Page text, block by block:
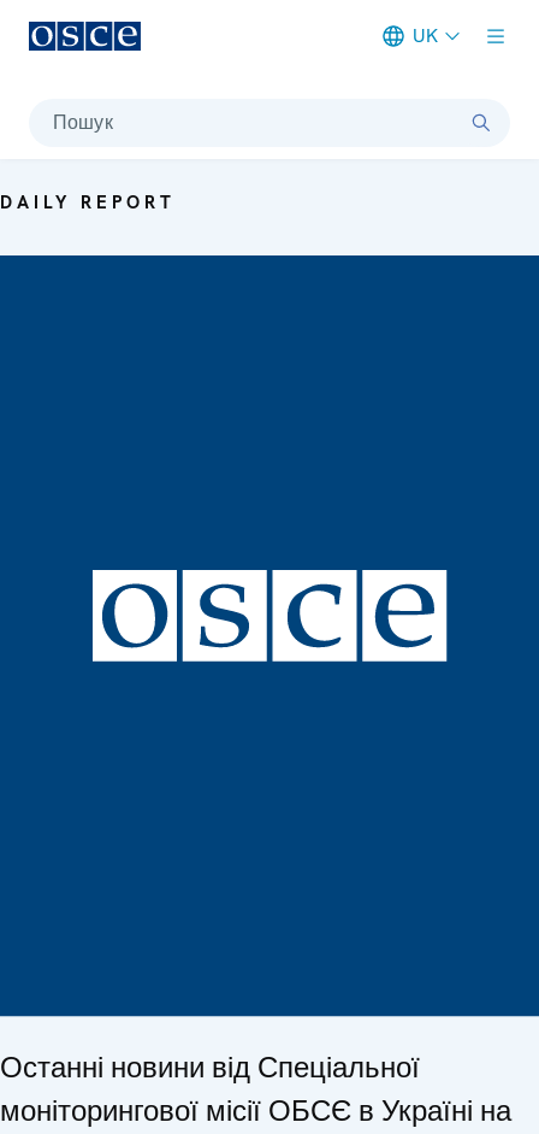
UK
Пошук
DAILY REPORT
Останні новини від Спеціальної
моніторингової місії ОБСЄ в Україні на